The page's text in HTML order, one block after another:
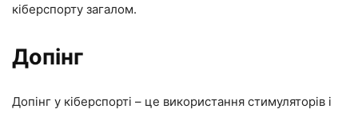
кіберспорту загалом.
Допінг
Допінг у кіберспорті – це використання стимуляторів і